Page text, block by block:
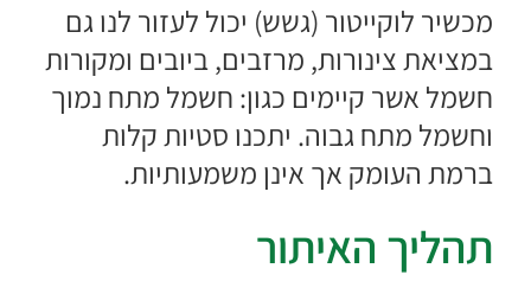
מכשיר לוקייטור (גשש) יכול לעזור לנו גם
במציאת צינורות, מרזבים, ביובים ומקורות
חשמל אשר קיימים כגון: חשמל מתח נמוך
וחשמל מתח גבוה. יתכנו סטיות קלות
ברמת העומק אך אינן משמעותיות.
תהליך האיתור